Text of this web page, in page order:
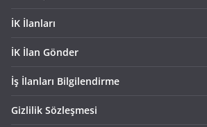
İK İlanları
İK İlan Gönder
İş İlanları Bilgilendirme
Gizlilik Sözleşmesi